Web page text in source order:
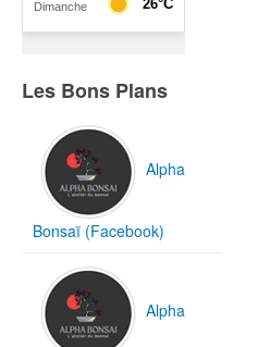
Les Bons Plans
Alpha
Bonsaï (Facebook)
Alpha